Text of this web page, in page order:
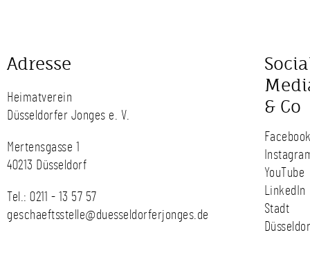
Adresse
Heimatverein
Düsseldorfer Jonges e. V.
Mertensgasse 1
40213 Düsseldorf
Tel.: 0211 - 13 57 57
geschaeftsstelle@duesseldorferjonges.de
& Co
YouTube
LinkedIn
Stadt